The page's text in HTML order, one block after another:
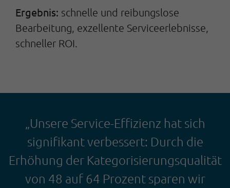
Ergebnis: schnelle und reibungslose
Bearbeitung, exzellente Serviceerlebnisse,
schneller ROI.
„Unsere Service-Effizienz hat sich
signifikant verbessert: Durch die
Erhöhung der Kategorisierungsqualität
von 48 auf 64 Prozent sparen wir